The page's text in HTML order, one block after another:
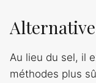
Au lieu du sel, il
méthodes plus